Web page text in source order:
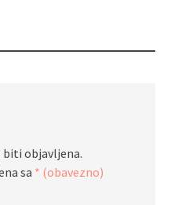
biti objavljena.
sa * (obavezno)